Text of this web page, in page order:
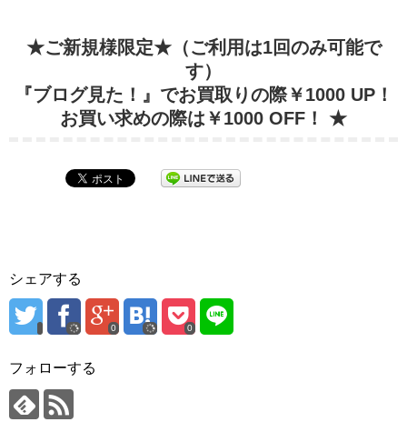
★ご新規様限定★（ご利用は1回のみ可能で
す）
『ブログ見た！』でお買取りの際￥1000 UP！
お買い求めの際は￥1000 OFF！ ★
シェアする
0 0
フォローする